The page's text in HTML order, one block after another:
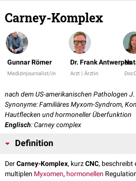
Carney-Komplex
Gunnar Römer
Medizinjournalist/in
Dr. Frank Antwerpes
Arzt | Ärztin
nach dem US-amerikanischen Pathologen
Synonyme: Familiäres Myxom-Syndrom,
Hautflecken und hormoneller Überfunktion
Englisch: Carney complex
Definition
DerCarney-Komplex, kurzCNC, beschreibt
multiplen Myxomen, hormonellen